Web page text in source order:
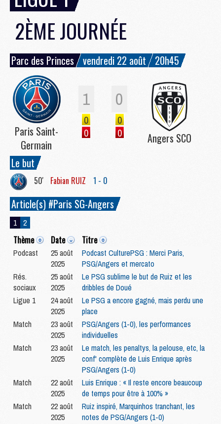
2ÈME JOURNÉE
Parc des Princes vendredi 22 août 20h45
Paris Saint-
Germain
1 0
0
0
0
0
Angers SCO
Le but
50' Fabian RUIZ 1 - 0
Article(s) #Paris SG-Angers
1 2
Thème Date Titre
Podcast
25 août
2025
Podcast CulturePSG : Merci Paris,
PSG/Angers et mercato
Rés.
sociaux
25 août
2025
Le PSG sublime le but de Ruiz et les
dribbles de Doué
Ligue 1
24 août
2025
Le PSG a encore gagné, mais perdu une
place
Match
23 août
2025
PSG/Angers (1-0), les performances
individuelles
Match
23 août
2025
Le match, les penaltys, la pelouse, etc, la
conf' complète de Luis Enrique après
PSG/Angers (1-0)
Match
22 août
2025
Luis Enrique : « Il reste encore beaucoup
de temps pour être à 100% »
Match
22 août
2025
Ruiz inspiré, Marquinhos tranchant, les
notes de PSG/Angers (1-0)